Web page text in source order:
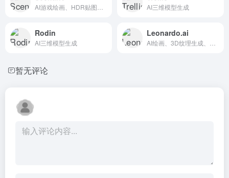
AI三维模型生成
Rodin
AI三维模型生成
Leonardo.ai
暂无评论